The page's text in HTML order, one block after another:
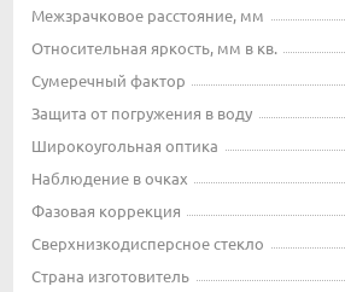
Межзрачковое расстояние, мм
Относительная яркость, мм в кв.
Сумеречный фактор
Защита от погружения в воду
Широкоугольная оптика
Наблюдение в очках
Фазовая коррекция
Сверхнизкодисперсное стекло
Страна изготовитель